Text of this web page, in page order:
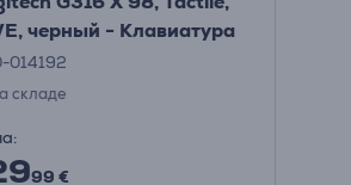
черный - Клавиатура
014192
складе
99 €